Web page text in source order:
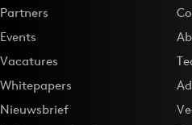
Partners
Events
Vacatures
Whitepapers
Nieuwsbrief